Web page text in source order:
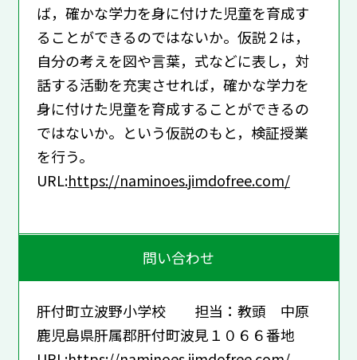
ば，確かな学力を身に付けた児童を育成す
ることができるのではないか。仮説２は，
自分の考えを図や言葉，式などに表し，対
話する活動を充実させれば，確かな学力を
身に付けた児童を育成することができるの
ではないか。という仮説のもと，検証授業
を行う。
URL:https://naminoes.jimdofree.com/
問い合わせ
肝付町立波野小学校 担当：教頭 中原
鹿児島県肝属郡肝付町波見１０６６番地